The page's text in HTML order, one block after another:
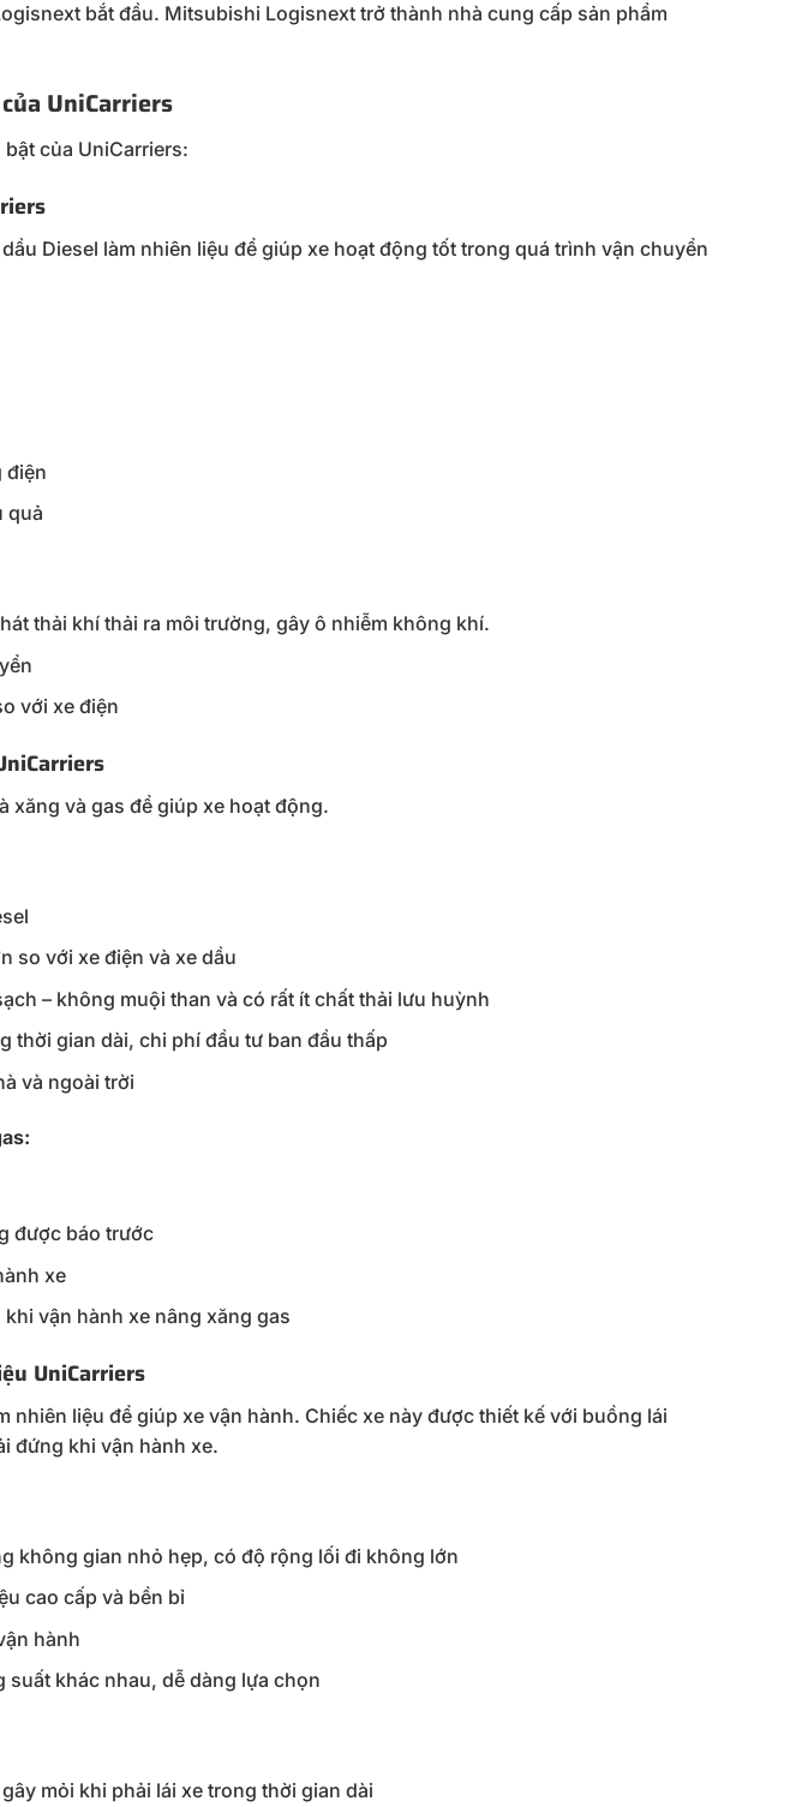
bắt đầu. Mitsubishi Logisnext trở thành nhà cung cấp sản phẩm
UniCarriers
của UniCarriers:
Diesel làm nhiên liệu để giúp xe hoạt động tốt trong quá trình vận chuyển
điện
quả
thải khí thải ra môi trường, gây ô nhiễm không khí.
với xe điện
xăng và gas để giúp xe hoạt động.
so với xe điện và xe dầu
– không muội than và có rất ít chất thải lưu huỳnh
thời gian dài, chi phí đầu tư ban đầu thấp
và ngoài trời
được báo trước
xe
vận hành xe nâng xăng gas
UniCarriers
nhiên liệu để giúp xe vận hành. Chiếc xe này được thiết kế với buồng lái
đứng khi vận hành xe.
không gian nhỏ hẹp, có độ rộng lối đi không lớn
cao cấp và bền bỉ
hành
khác nhau, dễ dàng lựa chọn
mỏi khi phải lái xe trong thời gian dài